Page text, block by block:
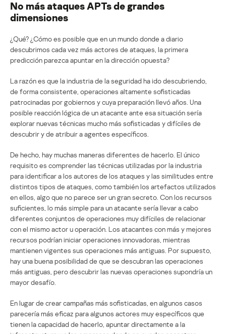
No más ataques APTs de grandes
dimensiones
¿Qué? ¿Cómo es posible que en un mundo donde a diario
descubrimos cada vez más actores de ataques, la primera
predicción parezca apuntar en la dirección opuesta?
La razón es que la industria de la seguridad ha ido descubriendo,
de forma consistente, operaciones altamente sofisticadas
patrocinadas por gobiernos y cuya preparación llevó años. Una
posible reacción lógica de un atacante ante esa situación sería
explorar nuevas técnicas mucho más sofisticadas y difíciles de
descubrir y de atribuir a agentes específicos.
De hecho, hay muchas maneras diferentes de hacerlo. El único
requisito es comprender las técnicas utilizadas por la industria
para identificar a los autores de los ataques y las similitudes entre
distintos tipos de ataques, como también los artefactos utilizados
en ellos, algo que no parece ser un gran secreto. Con los recursos
suficientes, lo más simple para un atacante sería llevar a cabo
diferentes conjuntos de operaciones muy difíciles de relacionar
con el mismo actor u operación. Los atacantes con más y mejores
recursos podrían iniciar operaciones innovadoras, mientras
mantienen vigentes sus operaciones más antiguas. Por supuesto,
hay una buena posibilidad de que se descubran las operaciones
más antiguas, pero descubrir las nuevas operaciones supondría un
mayor desafío.
En lugar de crear campañas más sofisticadas, en algunos casos
parecería más eficaz para algunos actores muy específicos que
tienen la capacidad de hacerlo, apuntar directamente a la